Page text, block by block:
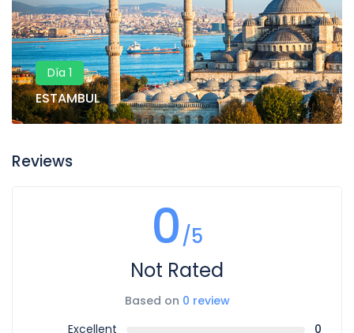
Día 1
ESTAMBUL
Reviews
0/5
Not Rated
Based on 0 review
Excellent
0